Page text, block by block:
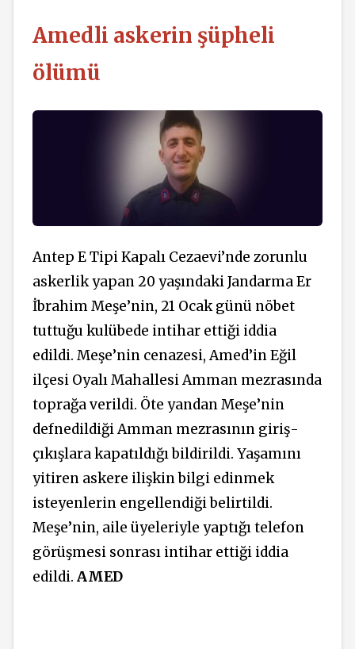
Amedli askerin şüpheli
ölümü
Antep E Tipi Kapalı Cezaevi’nde zorunlu
askerlik yapan 20 yaşındaki Jandarma Er
İbrahim Meşe’nin, 21 Ocak günü nöbet
tuttuğu kulübede intihar ettiği iddia
edildi. Meşe’nin cenazesi, Amed’in Eğil
ilçesi Oyalı Mahallesi Amman mezrasında
toprağa verildi. Öte yandan Meşe’nin
defnedildiği Amman mezrasının giriş-
çıkışlara kapatıldığı bildirildi. Yaşamını
yitiren askere ilişkin bilgi edinmek
isteyenlerin engellendiği belirtildi.
Meşe’nin, aile üyeleriyle yaptığı telefon
görüşmesi sonrası intihar ettiği iddia
edildi. AMED